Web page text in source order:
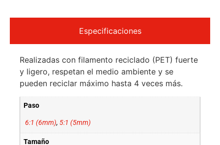
Especificaciones
Realizadas con filamento reciclado (PET) fuerte
y ligero, respetan el medio ambiente y se
pueden reciclar máximo hasta 4 veces más.
Paso
6:1 (6mm), 5:1 (5mm)
Tamaño